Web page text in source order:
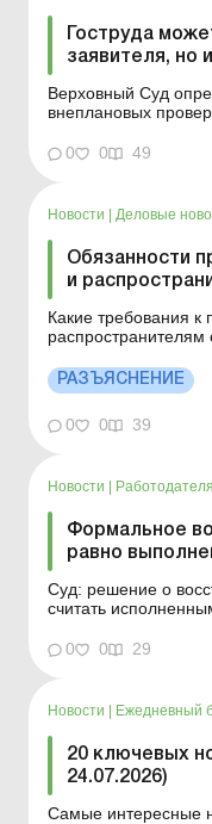
Гоструда
заявителя, но
Верховный Суд
внеплановых
какой период
Гоструда? 20 июля
0 0 49
Новости | Деловые
Обязанности
и
Какие требования
распространителям
работников офиса
индивидуальной
разработке и
предоставлены на
РАЗЪЯСНЕНИЕ
0 0 39
Новости
Формальное
равно
Суд: решение о
считать
согласия. Больше по теме: Прием и
работников,
месяцев...
0 0 29
Новости Ежедневный
20 ключевых
24.07.2026)
Самые интересные